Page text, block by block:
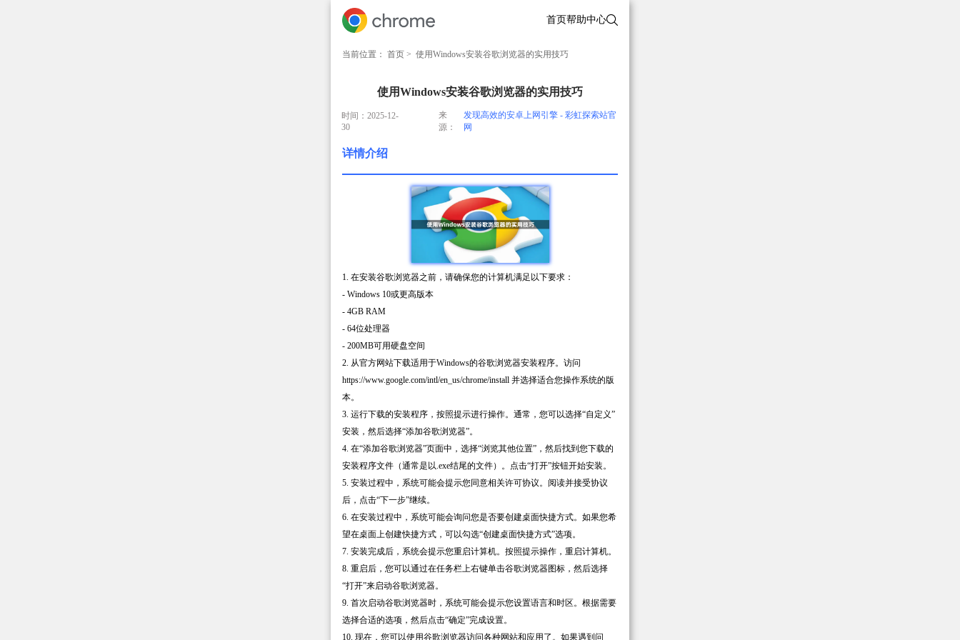
首页帮助中心
当前位置： 首页 > 使用Windows安装谷歌浏览器的实用技巧
使用Windows安装谷歌浏览器的实用技巧
时间：2025-12-
30
来
源：
发现高效的安卓上网引擎 - 彩虹探索站官
网
详情介绍
1. 在安装谷歌浏览器之前，请确保您的计算机满足以下要求：
- Windows 10或更高版本
- 4GB RAM
- 64位处理器
- 200MB可用硬盘空间
2. 从官方网站下载适用于Windows的谷歌浏览器安装程序。访问
https://www.google.com/intl/en_us/chrome/install 并选择适合您操作系统的版
本。
3. 运行下载的安装程序，按照提示进行操作。通常，您可以选择“自定义”
安装，然后选择“添加谷歌浏览器”。
4. 在“添加谷歌浏览器”页面中，选择“浏览其他位置”，然后找到您下载的
安装程序文件（通常是以.exe结尾的文件）。点击“打开”按钮开始安装。
5. 安装过程中，系统可能会提示您同意相关许可协议。阅读并接受协议
后，点击“下一步”继续。
6. 在安装过程中，系统可能会询问您是否要创建桌面快捷方式。如果您希
望在桌面上创建快捷方式，可以勾选“创建桌面快捷方式”选项。
7. 安装完成后，系统会提示您重启计算机。按照提示操作，重启计算机。
8. 重启后，您可以通过在任务栏上右键单击谷歌浏览器图标，然后选择
“打开”来启动谷歌浏览器。
9. 首次启动谷歌浏览器时，系统可能会提示您设置语言和时区。根据需要
选择合适的选项，然后点击“确定”完成设置。
10. 现在，您可以使用谷歌浏览器访问各种网站和应用了。如果遇到问